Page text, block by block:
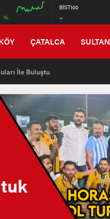
%
BİST100
ÇATALCA
Belediye Ekipleri Yıktı